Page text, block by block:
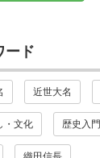
ード
近世大名
・文化 歴史入門